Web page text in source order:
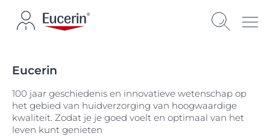
Eucerin
100 jaar geschiedenis en innovatieve wetenschap op
het gebied van huidverzorging van hoogwaardige
kwaliteit. Zodat je je goed voelt en optimaal van het
leven kunt genieten